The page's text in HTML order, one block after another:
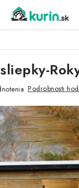
Podrobnosti